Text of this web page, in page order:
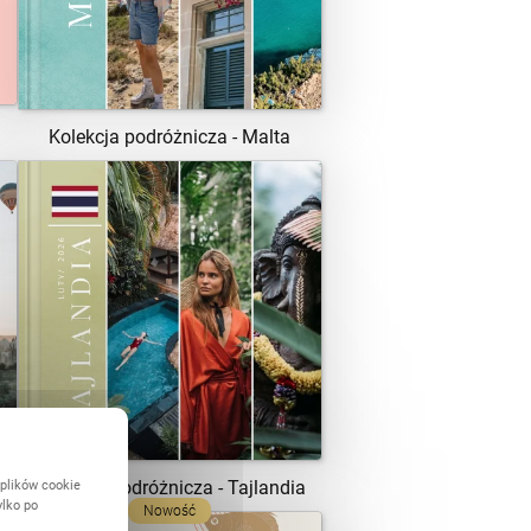
Kolekcja podróżnicza - Malta
Kolekcja podróżnicza - Tajlandia
ZOBACZ SZABLON
Nowość
cookie
po